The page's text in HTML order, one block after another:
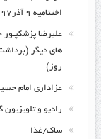
اختتامیه ۹ آذر۹۷
علیرضا
های دیگر (برداشت
روز)
عزاداری امام
رادیو و
ساک/غذا